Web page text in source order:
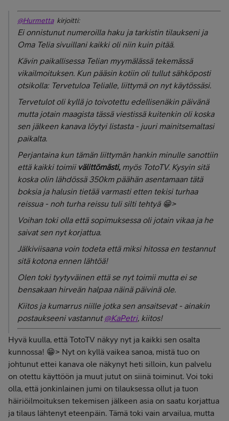
@Hurmettakirjoitti:
Ei onnistunut numeroilla haku ja tarkistin tilaukseni ja
Oma Telia sivuillani kaikki oli niin kuin pitää.
Kävin paikallisessa Telian myymälässä tekemässä
vikailmoituksen. Kun pääsin kotiin oli tullut sähköposti
otsikolla: Tervetuloa Telialle, liittymä on nyt käytössäsi.
Tervetulot oli kyllä jo toivotettu edellisenäkin päivänä
mutta jotain maagista tässä viestissä kuitenkin oli koska
sen jälkeen kanava löytyi listasta - juuri mainitsemaltasi
paikalta.
Perjantaina kun tämän liittymän hankin minulle sanottiin
että kaikki toimii välittömästi, myös TotoTV. Kysyin sitä
koska olin lähdössä 350km päähän asentamaan tätä
boksia ja halusin tietää varmasti etten tekisi turhaa
reissua - noh turha reissu tuli silti tehtyä 😁>
Voihan toki olla että sopimuksessa oli jotain vikaa ja he
saivat sen nyt korjattua.
Jälkiviisaana voin todeta että miksi hitossa en testannut
sitä kotona ennen lähtöä!
Olen toki tyytyväinen että se nyt toimii mutta ei se
bensakaan hirveän halpaa näinä päivinä ole.
Kiitos ja kumarrus niille jotka sen ansaitsevat - ainakin
postaukseeni vastannut@KaPetri, kiitos!
Hyvä kuulla, että TotoTV näkyy nyt ja kaikki sen osalta
kunnossa! 😁> Nyt on kyllä vaikea sanoa, mistä tuo on
johtunut ettei kanava ole näkynyt heti silloin, kun palvelu
on otettu käyttöön ja muut jutut on siinä toiminut. Voi toki
olla, että jonkinlainen jumi on tilauksessa ollut ja tuon
häiriöilmoituksen tekemisen jälkeen asia on saatu korjattua
ja tilaus lähtenyt eteenpäin. Tämä toki vain arvailua, mutta